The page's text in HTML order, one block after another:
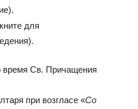
для
Св. Причащения
при возгласе «Со